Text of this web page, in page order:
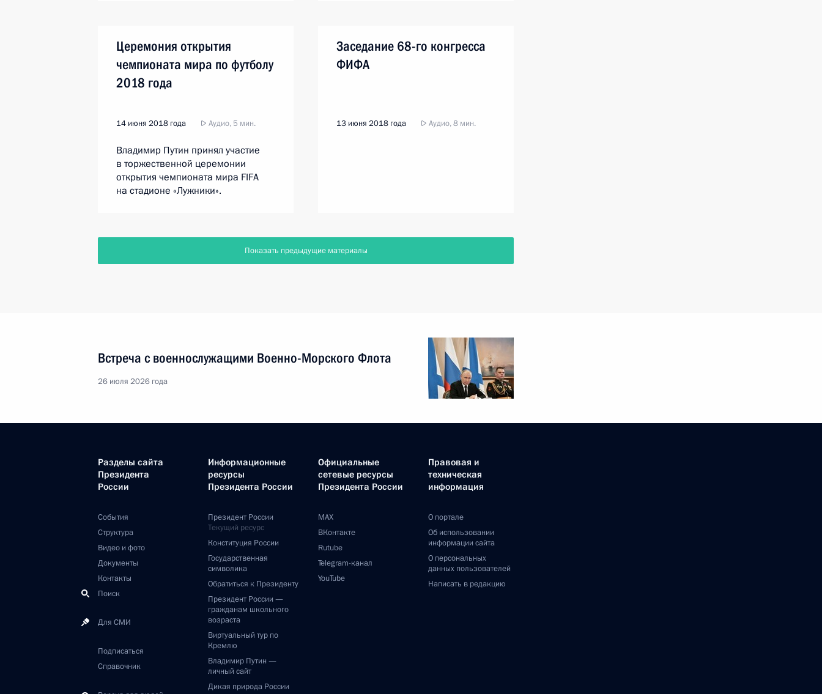
Церемония открытия
чемпионата мира по футболу
2018 года
14 июня 2018 года Аудио, 5 мин.
Владимир Путин принял участие
в торжественной церемонии
открытия чемпионата мира FIFA
на стадионе «Лужники».
Заседание 68-го конгресса
ФИФА
13 июня 2018 года Аудио, 8 мин.
Показать предыдущие материалы
Встреча с военнослужащими Военно-Морского Флота
26 июля 2026 года
Разделы сайта
Президента
России
События
Структура
Видео и фото
Документы
Контакты
Поиск
Для СМИ
Подписаться
Справочник
Информационные
ресурсы
Президента России
Президент России
Текущий ресурс
Конституция России
Государственная
символика
Обратиться к Президенту
Президент России —
гражданам школьного
возраста
Виртуальный тур по
Кремлю
Владимир Путин —
личный сайт
Дикая природа России
Официальные
сетевые ресурсы
Президента России
MAX
ВКонтакте
Rutube
Telegram-канал
YouTube
Правовая и
техническая
информация
О портале
Об использовании
информации сайта
О персональных
данных пользователей
Написать в редакцию